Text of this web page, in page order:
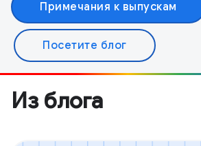
Примечания к выпускам
Посетите блог
Из блога